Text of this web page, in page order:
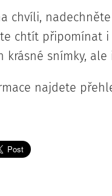
chvíli,
chtít připomínat i
krásné snímky,
najdete